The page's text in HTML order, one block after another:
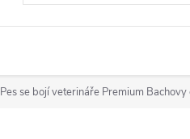
Pes se bojí veterináře Premium Bachovy